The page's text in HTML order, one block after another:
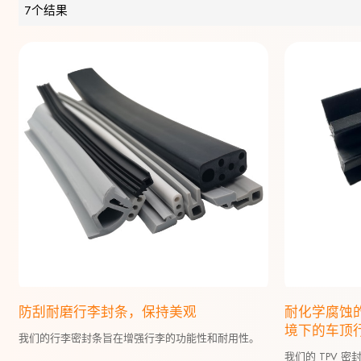
7个结果
防刮耐磨行李封条，保持美观
我们的行李密封条旨在增强行李的功能性和耐用性。
耐化学腐蚀
境下的车顶
我们的 TPV 密